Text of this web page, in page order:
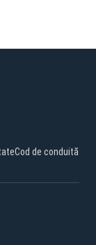
Cod de conduită